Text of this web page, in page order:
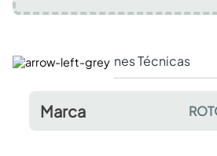
Especificaciones Técnicas
Marca